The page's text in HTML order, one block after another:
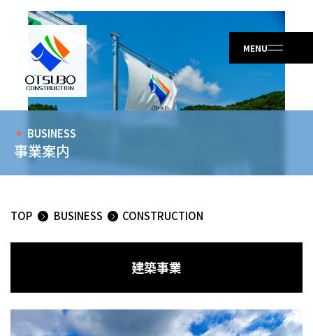
BUSINESS
事業案内
TOP BUSINESS CONSTRUCTION
建築事業